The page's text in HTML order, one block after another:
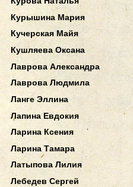
Курышина Мария
Кучерская Майя
Кушляева Оксана
Лаврова Александра
Лаврова Людмила
Ланге Эллина
Лапина Евдокия
Ларина Ксения
Ларина Тамара
Латыпова Лилия
Лебедев Сергей